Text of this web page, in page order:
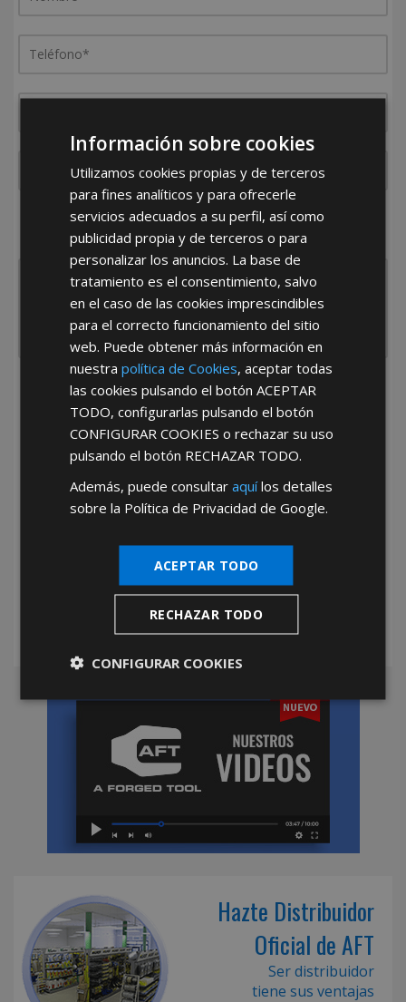
¿De dónde es la empresa?
España
Portugal Otros
He leído y acepto laPolítica de Privacidad
*Abstenerse particulares, sólo venta a tiendas y empresas minoristas y
Hazte Distribuidor
Oficial de AFT
Ser distribuidor
tiene sus ventajas
Información sobre cookies
Utilizamos cookies propias y de terceros
para fines analíticos y para ofrecerle
servicios adecuados a su perfil, así como
publicidad propia y de terceros o para
personalizar los anuncios. La base de
tratamiento es el consentimiento, salvo
en el caso de las cookies imprescindibles
para el correcto funcionamiento del sitio
web. Puede obtener más información en
nuestrapolítica de Cookies, aceptar todas
las cookies pulsando el botónACEPTAR
TODO, configurarlas pulsando el botón
CONFIGURAR COOKIES o rechazar su uso
pulsando el botón RECHAZAR TODO.
Además, puede consultaraquílos detalles
sobre la Política de Privacidad de Google.
ACEPTAR TODO
RECHAZAR TODO
CONFIGURAR COOKIES